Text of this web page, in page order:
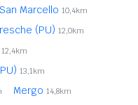
Marcello 10,4km
(PU) 12,0km
12,4km
13,1km
Mergo 14,8km